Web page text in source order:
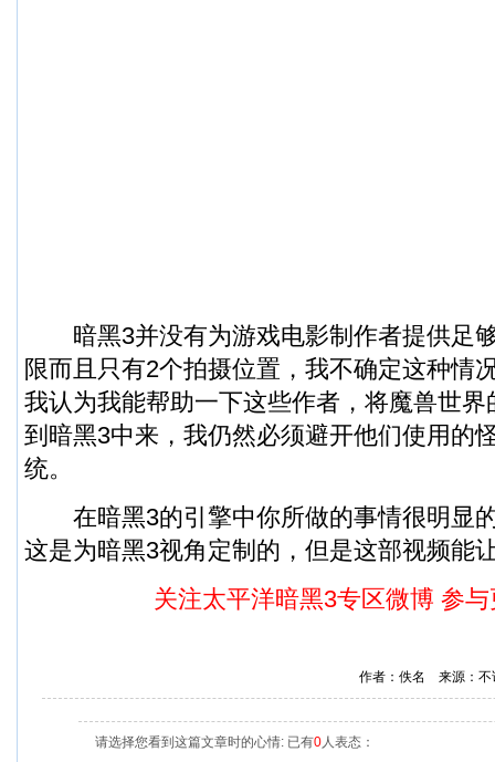
暗黑3并没有为游戏电影制作者提供足
限而且只有2个拍摄位置，我不确定这种情
我认为我能帮助一下这些作者，将魔兽世
到暗黑3中来，我仍然必须避开他们使用的
统。
在暗黑3的引擎中你所做的事情很明显
这是为暗黑3视角定制的，但是这部视频能
关注太平洋暗黑3专区微博 参与
作者：佚名 来源：
请选择您看到这篇文章时的心情: 已有0人表态：